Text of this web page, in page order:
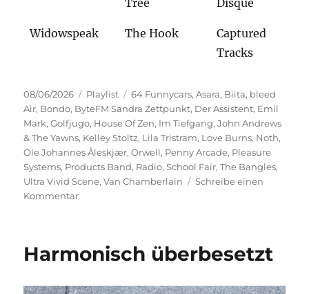
Widowspeak The Hook
Captured
Tracks
Veröffentlicht
am
08/06/2026 Kategorien
Playlist Schlagwörter
64 Funnycars,Asara, Biita, bleed
Air, Bondo, ByteFM Sandra Zettpunkt, Der Assistent, Emil
Mark,Golfjugo, House Of Zen, Im Tiefgang,John Andrews
& The Yawns, Kelley Stoltz, Lila Tristram, Love Burns, Noth,
Ole Johannes Åleskjær,Orwell, Penny Arcade, Pleasure
Systems, Products Band, Radio,School Fair,The Bangles,
Ultra Vivid Scene,Van Chamberlain
Schreibe einen
Kommentarzu
Harmonisch überbesetzt